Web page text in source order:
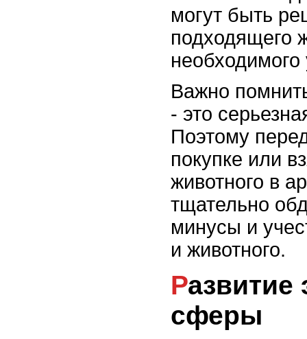
могут быть
подходящего
необходимого
Важно
- это
Поэтому
покупке или
животного в
тщательно
минусы и
и животного.
Развитие эмоциональной
сферы